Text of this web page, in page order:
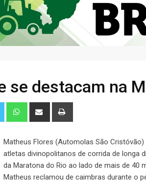
se destacam na
Matheus Flores (Automolas São
atletas divinopolitanos de corrida de longa
da Maratona do Rio ao lado de mais de 40
Matheus reclamou de caimbras durante o